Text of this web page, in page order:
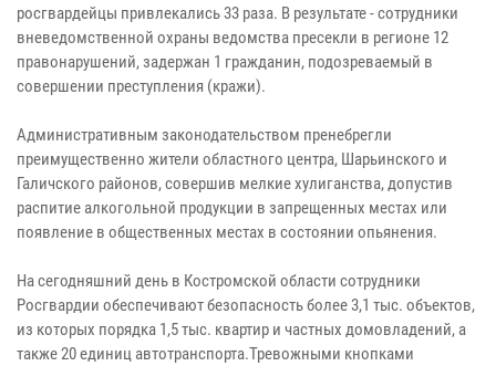
росгвардейцы привлекались 33 раза. В результате - сотрудники
вневедомственной охраны ведомства пресекли в регионе 12
правонарушений, задержан 1 гражданин, подозреваемый в
совершении преступления (кражи).
Административным законодательством пренебрегли
преимущественно жители областного центра, Шарьинского и
Галичского районов, совершив мелкие хулиганства, допустив
распитие алкогольной продукции в запрещенных местах или
появление в общественных местах в состоянии опьянения.
На сегодняшний день в Костромской области сотрудники
Росгвардии обеспечивают безопасность более 3,1 тыс. объектов,
из которых порядка 1,5 тыс. квартир и частных домовладений, а
также 20 единиц автотранспорта.Тревожными кнопками